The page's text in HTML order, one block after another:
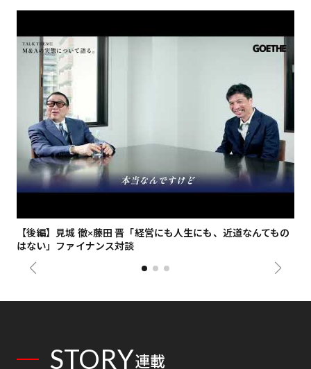
【後編】見城 徹×藤田 晋「経営にも人生にも、近道なんてもの
はない」ファイナンス対談
STORY連載